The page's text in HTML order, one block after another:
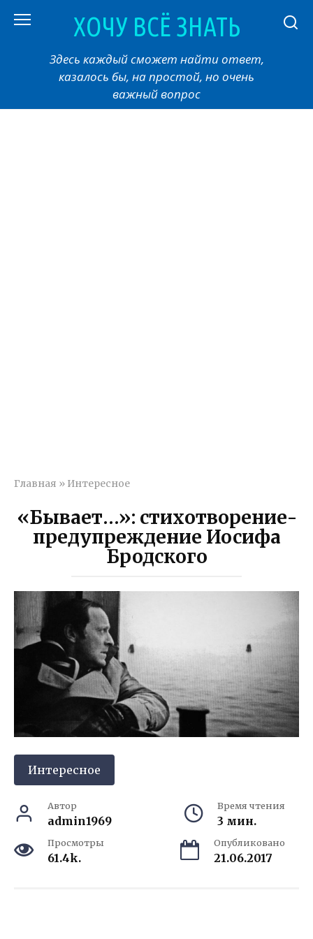
ХОЧУ ВСЁ ЗНАТЬ
Здесь каждый сможет найти ответ,
казалось бы, на простой, но очень
важный вопрос
Главная » Интересное
«Бывает…»: стихотворение-
предупреждение Иосифа
Бродского
Интересное
Автор
admin1969
Время чтения
3 мин.
Просмотры
61.4k.
Опубликовано
21.06.2017